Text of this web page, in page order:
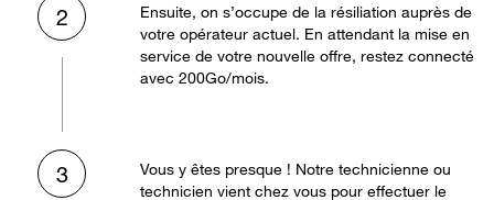
2
Ensuite, on s’occupe de la résiliation auprès de
votre opérateur actuel. En attendant la mise en
service de votre nouvelle offre, restez connecté
avec 200Go/mois.
3
Vous y êtes presque ! Notre technicienne ou
technicien vient chez vous pour effectuer le